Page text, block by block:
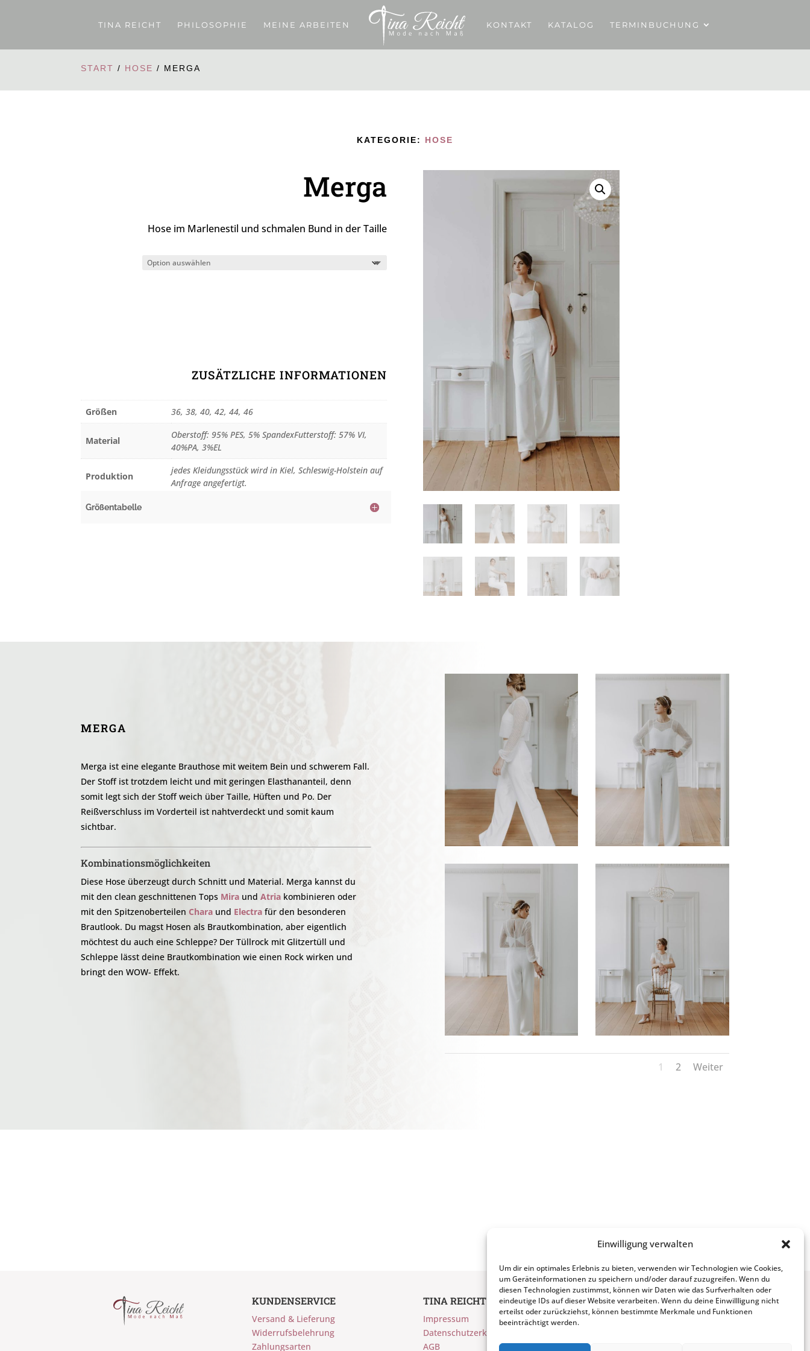
Einwilligung verwalten
Um dir ein optimales Erlebnis zu bieten, verwenden wir Technologien wie Cookies,
um Geräteinformationen zu speichern und/oder darauf zuzugreifen. Wenn du
diesen Technologien zustimmst, können wir Daten wie das Surfverhalten oder
eindeutige IDs auf dieser Website verarbeiten. Wenn du deine Einwillligung nicht
erteilst oder zurückziehst, können bestimmte Merkmale und Funktionen
beeinträchtigt werden.
TINA REICHT PHILOSOPHIE MEINE ARBEITEN KONTAKT KATALOG TERMINBUCHUNG
START / HOSE / MERGA
KATEGORIE: HOSE
Merga
Hose im Marlenestil und schmalen Bund in der Taille
ZUSÄTZLICHE INFORMATIONEN
Größen 36, 38, 40, 42, 44, 46
Material
Oberstoff: 95% PES, 5% SpandexFutterstoff: 57% VI,
40%PA, 3%EL
Produktion
jedes Kleidungsstück wird in Kiel, Schleswig-Holstein auf
Anfrage angefertigt.
Größentabelle
MERGA
Merga ist eine elegante Brauthose mit weitem Bein und schwerem Fall.
Der Stoff ist trotzdem leicht und mit geringen Elasthananteil, denn
somit legt sich der Stoff weich über Taille, Hüften und Po. Der
Reißverschluss im Vorderteil ist nahtverdeckt und somit kaum
sichtbar.
Kombinationsmöglichkeiten
Diese Hose überzeugt durch Schnitt und Material. Merga kannst du
mit den clean geschnittenen Tops Mira undAtria kombinieren oder
mit den Spitzenoberteilen Chara und Electra für den besonderen
Brautlook. Du magst Hosen als Brautkombination, aber eigentlich
möchtest du auch eine Schleppe? Der Tüllrock mit Glitzertüll und
Schleppe lässt deine Brautkombination wie einen Rock wirken und
bringt den WOW- Effekt.
1 2 Weiter
KUNDENSERVICE
Versand & Lieferung
Widerrufsbelehrung
Zahlungsarten
TINA REICHT
Impressum
Datenschutzerklärung
AGB